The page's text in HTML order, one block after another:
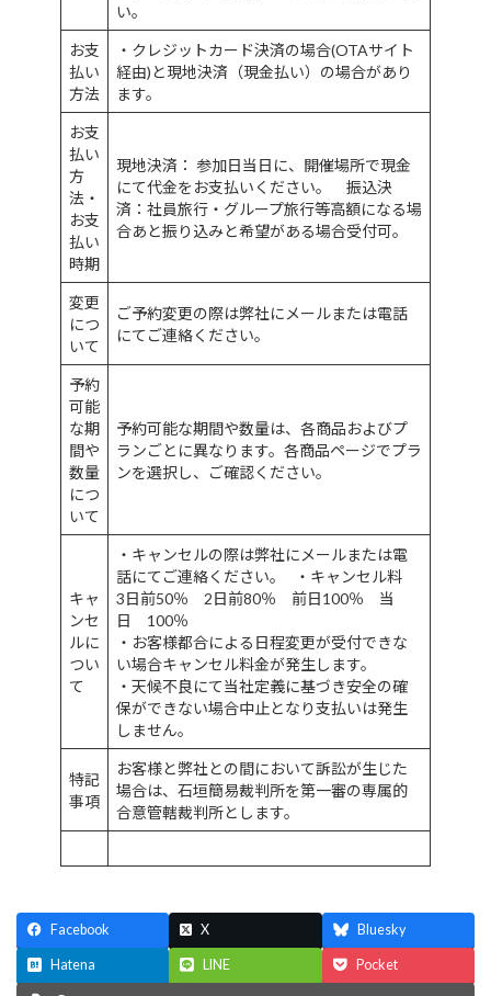
い。
お支
払い
方法
・クレジットカード決済の場合(OTAサイト
経由)と現地決済（現金払い）の場合があり
ます。
お支
払い
方
法・
お支
払い
時期
現地決済： 参加日当日に、開催場所で現金
にて代金をお支払いください。 振込決
済：社員旅行・グループ旅行等高額になる場
合あと振り込みと希望がある場合受付可。
変更
につ
いて
ご予約変更の際は弊社にメールまたは電話
にてご連絡ください。
予約
可能
な期
間や
数量
につ
いて
予約可能な期間や数量は、各商品およびプ
ランごとに異なります。各商品ページでプラ
ンを選択し、ご確認ください。
キャ
ンセ
ルに
つい
て
・キャンセルの際は弊社にメールまたは電
話にてご連絡ください。 ・キャンセル料
3日前50％ 2日前80％ 前日100％ 当
日 100％
・お客様都合による日程変更が受付できな
い場合キャンセル料金が発生します。
・天候不良にて当社定義に基づき安全の確
保ができない場合中止となり支払いは発生
しません。
特記
事項
お客様と弊社との間において訴訟が生じた
場合は、石垣簡易裁判所を第一審の専属的
合意管轄裁判所とします。
Facebook X Bluesky
Hatena LINE Pocket